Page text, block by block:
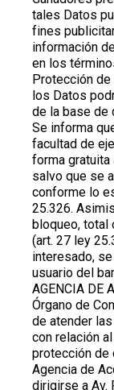
tales Datos
fines
información
en los
Protección
los Datos
de la base de
Se informa
facultad de
forma
salvo que se
conforme lo
25.326.
bloqueo, total
(art. 27 ley
interesado,
usuario del
AGENCIA DE
Órgano de
de atender
con relación
protección de
Agencia de
dirigirse a Av.